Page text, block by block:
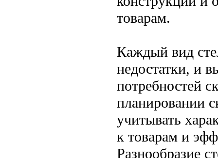
товарам.
Каждый вид
недостатки, и
потребностей
планировании
учитывать
к товарам и
Разнообразие